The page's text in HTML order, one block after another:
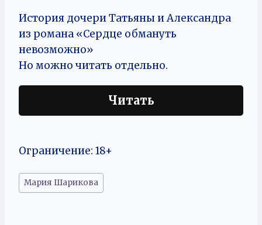
История дочери Татьяны и Александра
из романа «Сердце обмануть
невозможно»
Но можно читать отдельно.
Читать
Ограничение: 18+
Метки
записи:
Мария Шарикова